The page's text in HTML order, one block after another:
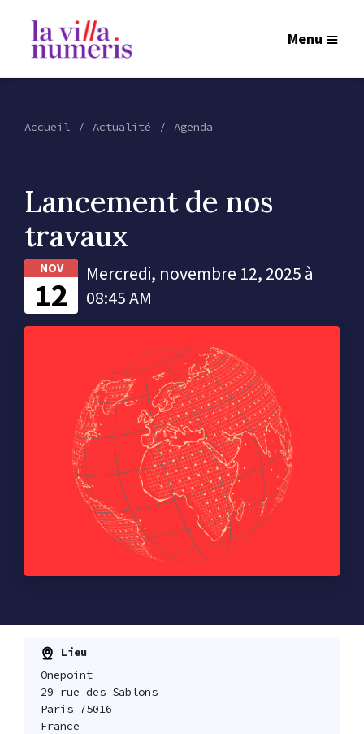
Menu
Accueil Actualité Agenda
Lancement de nos
travaux
NOV
12
Mercredi, novembre 12, 2025 à
08:45 AM
Lieu
Onepoint
29 rue des Sablons
Paris 75016
France